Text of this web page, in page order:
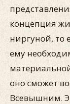
концепция
ниргуной, то
ему
оно сможет
Всевышним.